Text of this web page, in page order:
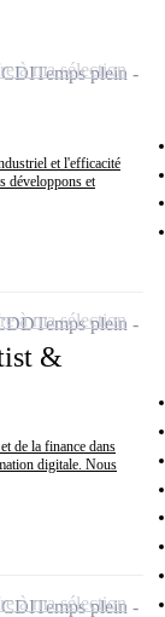
et l'efficacité
développons et
CDITemps plein
à ma sélection
&
de la finance dans
digitale. Nous
Temps plein
à ma sélection
CDITemps plein
à ma sélection